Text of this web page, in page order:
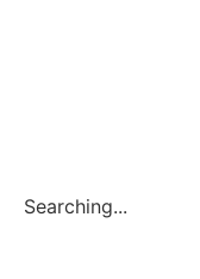
Searching...